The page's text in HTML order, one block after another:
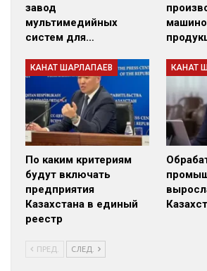
завод
мультимедийных
систем для…
КАНАТ ШАРЛАПАЕВ
По каким критериям
будут включать
предприятия
Казахстана в единый
реестр
КАНАТ
ПРЕД. СЛЕД.